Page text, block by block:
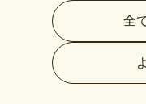
全